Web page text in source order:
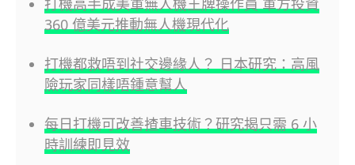
打機高手成美軍無人機王牌操作員 軍方投資
360 億美元推動無人機現代化
打機都救唔到社交邊緣人？ 日本研究：高風
險玩家同樣唔鍾意幫人
每日打機可改善揸車技術？研究揭只需 6 小
時訓練即見效